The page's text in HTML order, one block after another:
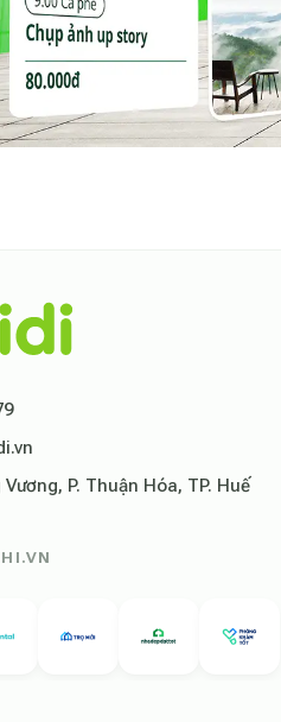
Vương, P. Thuận Hóa, TP. Huế